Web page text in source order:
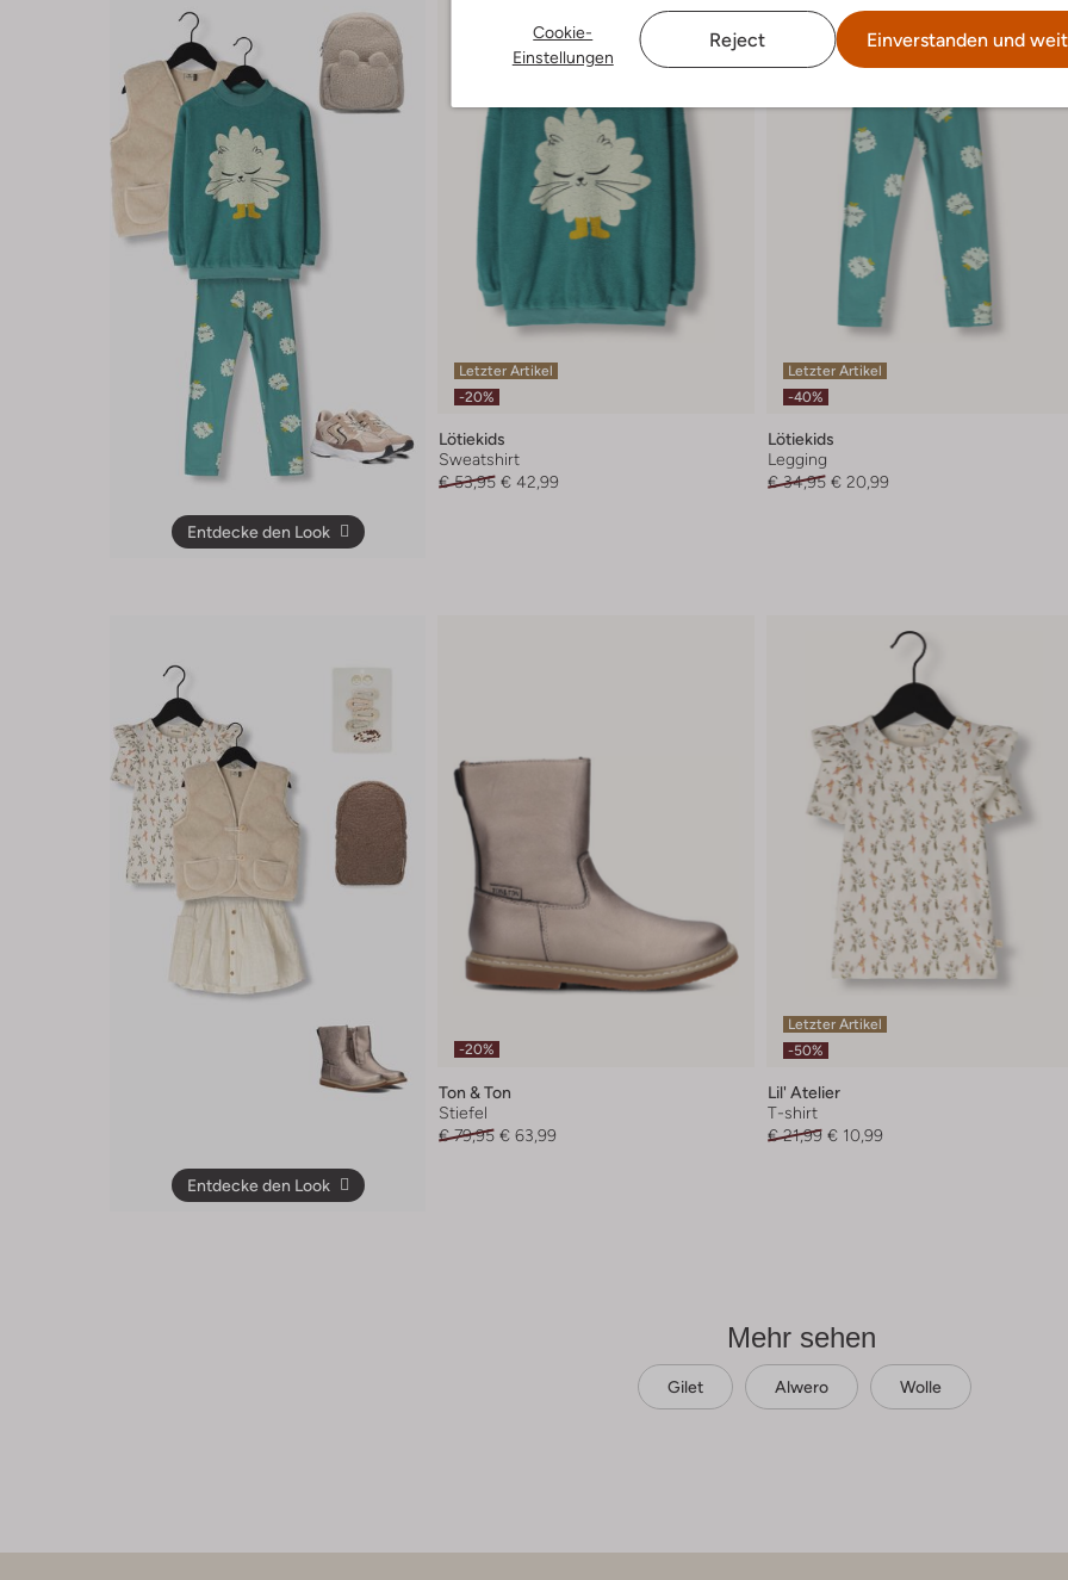
Cookie-
Einstellungen
Reject Einverstanden und
Entdecke den Look
Letzter Artikel
-20%
Lötiekids
Sweatshirt
€ 53,95 € 42,99
Letzter Artikel
-40%
Lötiekids
Legging
€ 34,95 € 20,99
Entdecke den Look
-20%
Ton & Ton
Stiefel
€ 79,95 € 63,99
Letzter Artikel
-50%
Lil' Atelier
T-shirt
€ 21,99 € 10,99
Mehr sehen
Gilet Alwero Wolle